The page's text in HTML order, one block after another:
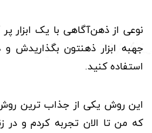
نوعی از ذهن‌آگاهی با یک ابزار
جهبه ابزار ذهنتون بگذاریدش و
استفاده کنید.
این روش یکی از جذاب ترین
که من تا الان تجربه کردم و